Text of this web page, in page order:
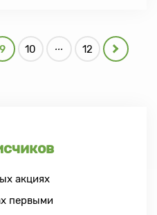
9 10 ... 12
акциях
первыми